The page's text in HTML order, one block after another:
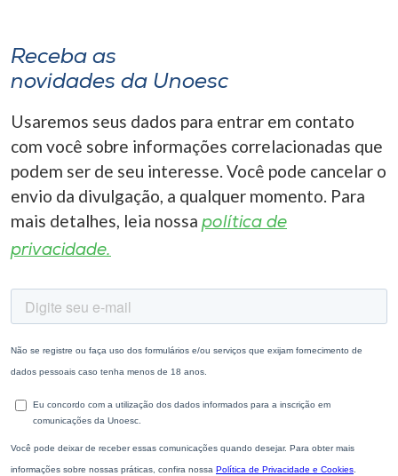
Receba as
novidades da Unoesc
Usaremos seus dados para entrar em contato
com você sobre informações correlacionadas que
podem ser de seu interesse. Você pode cancelar o
envio da divulgação, a qualquer momento. Para
mais detalhes, leia nossa política de
privacidade.